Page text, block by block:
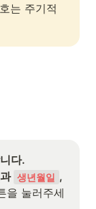
는 주기적
다.
과 생년월일
을 눌러주세